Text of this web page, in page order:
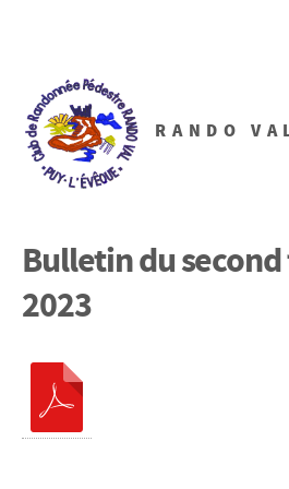
RANDO
Bulletin du
2023